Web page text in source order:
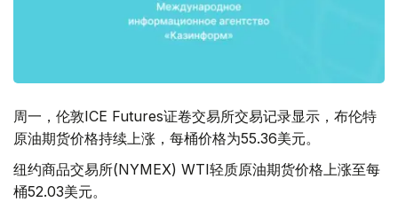
周一，伦敦ICE Futures证卷交易所交易记录显示，布伦特
原油期货价格持续上涨，每桶价格为55.36美元。
纽约商品交易所(NYMEX) WTI轻质原油期货价格上涨至每
桶52.03美元。